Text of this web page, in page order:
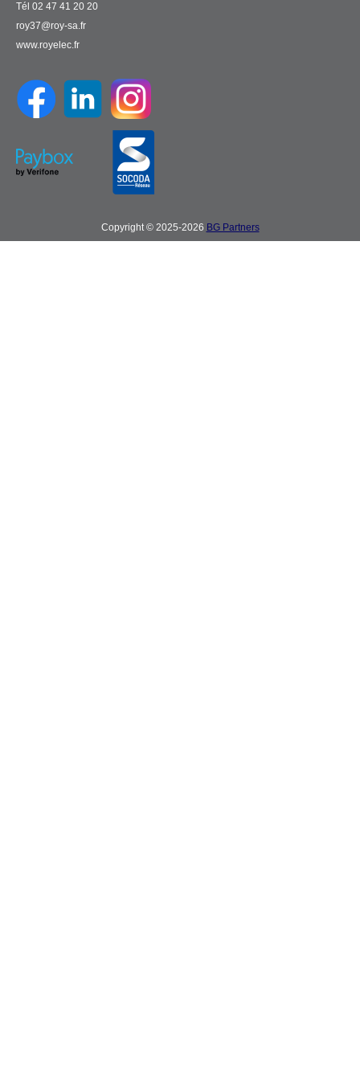
Tél 02 47 41 20 20
roy37@roy-sa.fr
www.royelec.fr
Copyright © 2025-2026 BG Partners